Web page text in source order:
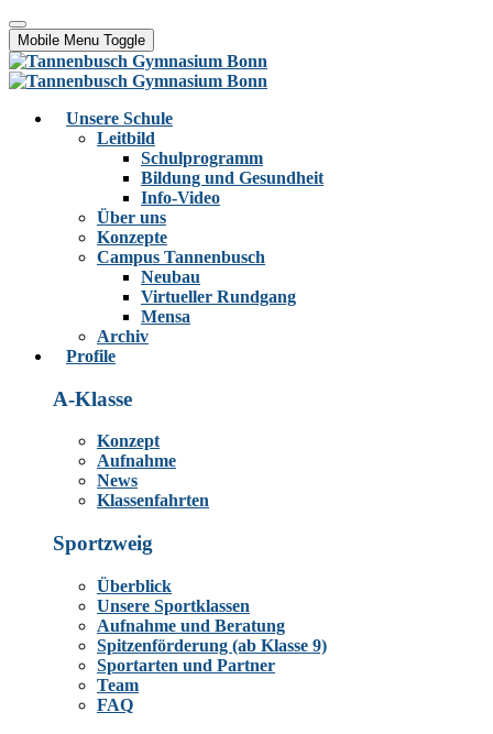
Mobile Menu Toggle
Unsere Schule
Leitbild
Schulprogramm
Bildung und Gesundheit
Info-Video
Über uns
Konzepte
Campus Tannenbusch
Neubau
Virtueller Rundgang
Mensa
Archiv
Profile
A-Klasse
Konzept
Aufnahme
News
Klassenfahrten
Sportzweig
Überblick
Unsere Sportklassen
Aufnahme und Beratung
Spitzenförderung (ab Klasse 9)
Sportarten und Partner
Team
FAQ